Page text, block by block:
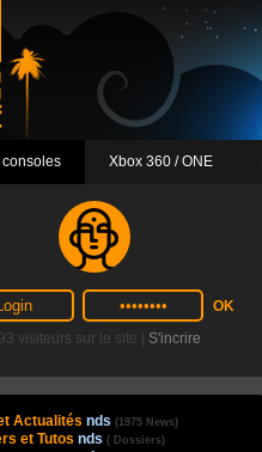
consoles Xbox 360 / ONE
visiteurs sur le site | S'incrire
Actualités nds (1975 News)
et Tutos nds ( Dossiers)